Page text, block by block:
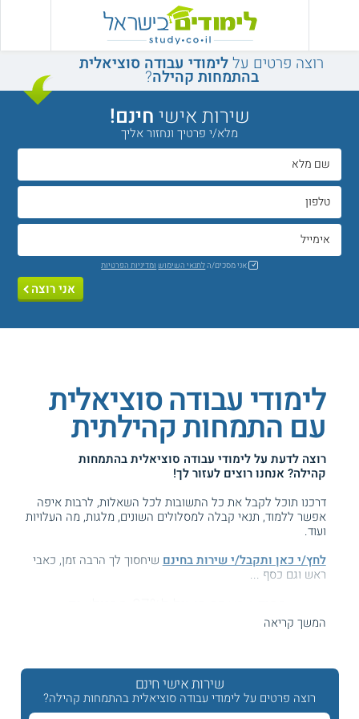
רוצה פרטים עללימודי עבודה סוציאלית
בהתמחות קהילה?
שירות אישיחינם!
מלא/י פרטיך ונחזור אליך
אני מסכים/הלתנאי השימוש ומדיניות הפרטיות
אני רוצה
לימודי עבודה סוציאלית
עם התמחות קהילתית
רוצה לדעת עללימודי עבודה סוציאלית בהתמחות
קהילה? אנחנו רוצים לעזור לך!
דרכנו תוכל לקבל את כל התשובות לכל השאלות, לרבות איפה
אפשר ללמוד, תנאי קבלה למסלולים השונים, מלגות, מה העלויות
ועוד.
לחץ/י כאן ותקבל/י שירות בחינם שיחסוך לך הרבה זמן, כאבי
ראש וגם כסף ...
עזרנו גם לך? דרג אותנו:
לימודי עבודה סוציאלית עם התמחות קהילה - עבודה
סוציאלית קהילתית
המשך קריאה
שירות אישי חינם
רוצה פרטים על לימודי עבודה סוציאלית בהתמחות קהילה?